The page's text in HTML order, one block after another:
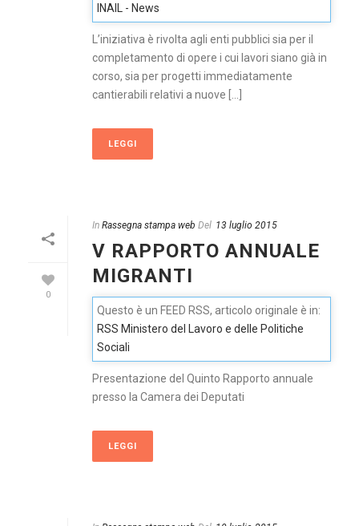
INAIL - News
L’iniziativa è rivolta agli enti pubblici sia per il
completamento di opere i cui lavori siano già in
corso, sia per progetti immediatamente
cantierabili relativi a nuove [...]
LEGGI
0
In Rassegna stampa web Del 13 luglio 2015
V RAPPORTO ANNUALE
MIGRANTI
Questo è un FEED RSS, articolo originale è in:
RSS Ministero del Lavoro e delle Politiche
Sociali
Presentazione del Quinto Rapporto annuale
presso la Camera dei Deputati
LEGGI